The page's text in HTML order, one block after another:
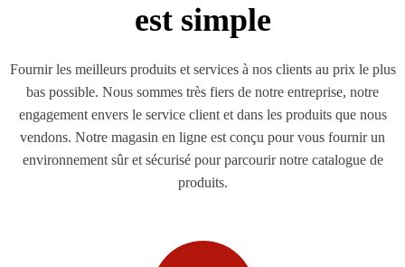
est simple
Fournir les meilleurs produits et services à nos clients au prix le plus
bas possible. Nous sommes très fiers de notre entreprise, notre
engagement envers le service client et dans les produits que nous
vendons. Notre magasin en ligne est conçu pour vous fournir un
environnement sûr et sécurisé pour parcourir notre catalogue de
produits.